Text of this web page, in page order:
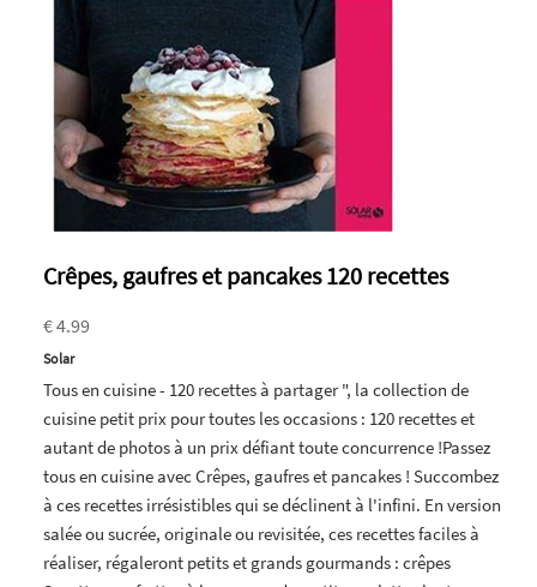
Crêpes, gaufres et pancakes 120 recettes
€ 4.99
Solar
Tous en cuisine - 120 recettes à partager ", la collection de
cuisine petit prix pour toutes les occasions : 120 recettes et
autant de photos à un prix défiant toute concurrence !Passez
tous en cuisine avec Crêpes, gaufres et pancakes ! Succombez
à ces recettes irrésistibles qui se déclinent à l'infini. En version
salée ou sucrée, originale ou revisitée, ces recettes faciles à
réaliser, régaleront petits et grands gourmands : crêpes